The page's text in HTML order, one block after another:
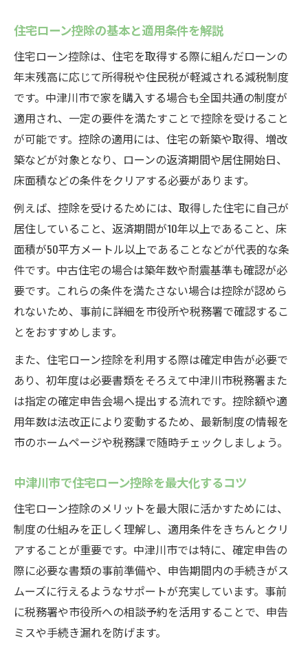
住宅ローンと住宅取得控除の最適な時期と
は
住宅ローン併用で控除額を高めるタイミン
グ戦略
取得控除と住宅ローンの申請スケジュール
管理
早めの住宅ローン選択で控除効果を引き出
住宅ローン控除の併用で損をしない方法
控除制度の違いを通じて見極める賢い選び方
住宅ローン控除と特別控除の違いを整理
中津川市で利用できる控除制度の特徴比較
住宅ローンを活かす控除の選び方のポイン
ト
家計に合った住宅ローン控除選択のコツ
特別控除と住宅ローン控除の適用条件を解
説
確定申告に必要な書類準備と中津川市の窓口活
用法
確定申告をスムーズに進める住宅ローン控
除対応
中津川市の税務課や税務署での相談ポイン
ト
住宅ローン控除のための窓口予約活用術
申告会場利用時の住宅ローン控除注意事項
補助金や減税を最大限活かすための住宅購入術
住宅ローン控除の基本と適用条件を解説
住宅ローン控除は、住宅を取得する際に組んだローンの
年末残高に応じて所得税や住民税が軽減される減税制度
です。中津川市で家を購入する場合も全国共通の制度が
適用され、一定の要件を満たすことで控除を受けること
が可能です。控除の適用には、住宅の新築や取得、増改
築などが対象となり、ローンの返済期間や居住開始日、
床面積などの条件をクリアする必要があります。
例えば、控除を受けるためには、取得した住宅に自己が
居住していること、返済期間が10年以上であること、床
面積が50平方メートル以上であることなどが代表的な条
件です。中古住宅の場合は築年数や耐震基準も確認が必
要です。これらの条件を満たさない場合は控除が認めら
れないため、事前に詳細を市役所や税務署で確認するこ
とをおすすめします。
また、住宅ローン控除を利用する際は確定申告が必要で
あり、初年度は必要書類をそろえて中津川市税務署また
は指定の確定申告会場へ提出する流れです。控除額や適
用年数は法改正により変動するため、最新制度の情報を
市のホームページや税務課で随時チェックしましょう。
中津川市で住宅ローン控除を最大化するコツ
住宅ローン控除のメリットを最大限に活かすためには、
制度の仕組みを正しく理解し、適用条件をきちんとクリ
アすることが重要です。中津川市では特に、確定申告の
際に必要な書類の事前準備や、申告期間内の手続きがス
ムーズに行えるようなサポートが充実しています。事前
に税務署や市役所への相談予約を活用することで、申告
ミスや手続き漏れを防げます。